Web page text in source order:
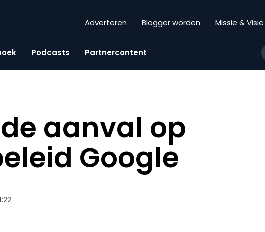
Adverteren Blogger worden Missie & Visie
Podcasts Partnercontent
aanval op
Google